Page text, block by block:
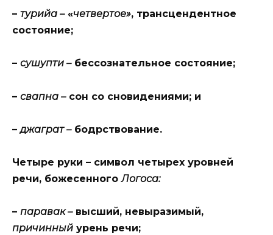
– турийа –«четвертое», трансцендентное
состояние;
– сушупти –бессознательное состояние;
– свапна –сон со сновидениями; и
–джаграт –бодрствование.
Четыре руки – символ четырех уровней
речи, божесенногоЛогоса:
– паравак –высший, невыразимый,
причинный урень речи;